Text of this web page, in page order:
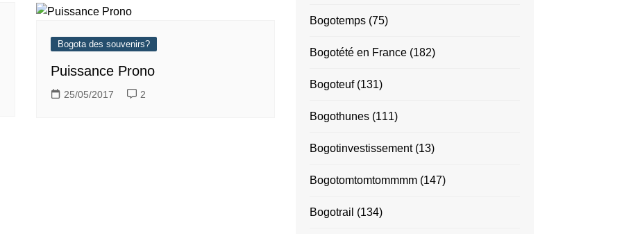
Bogota des souvenirs?
Puissance Prono
25/05/2017 2
Bogotemps(75)
Bogotété en France(182)
Bogoteuf(131)
Bogothunes(111)
Bogotinvestissement(13)
Bogotomtomtommmm(147)
Bogotrail (134)